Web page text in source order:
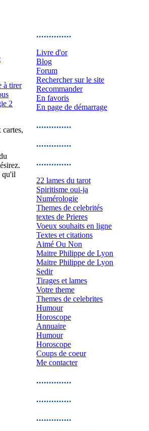
à tirer
2
qu'il
..............
Livre d'or
Blog
Forum
Rechercher sur le site
Recommander
En favoris
En page de démarrage
..............
..............
..............
22 lames du tarot
Spiritisme oui-ja
Numérologie
Themes de celebrités
textes de Prieres
Voeux souhaits en ligne
Textes et citations
Aimé Ou Non
Maitre Philippe de Lyon
Maitre Philippe de Lyon
Sedir
Tirages et lames
Votre theme
Themes de celebrites
Humour
Horoscope
Annuaire
Humour
Horoscope
Coups de coeur
Me contacter
..............
..............
..............